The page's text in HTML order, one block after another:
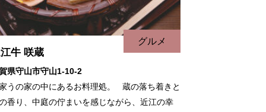
グルメ
牛 咲蔵
県守山市守山1-10-2
うの家の中にあるお料理処。 蔵の落ち着きと
香り、中庭の佇まいを感じながら、近江の幸